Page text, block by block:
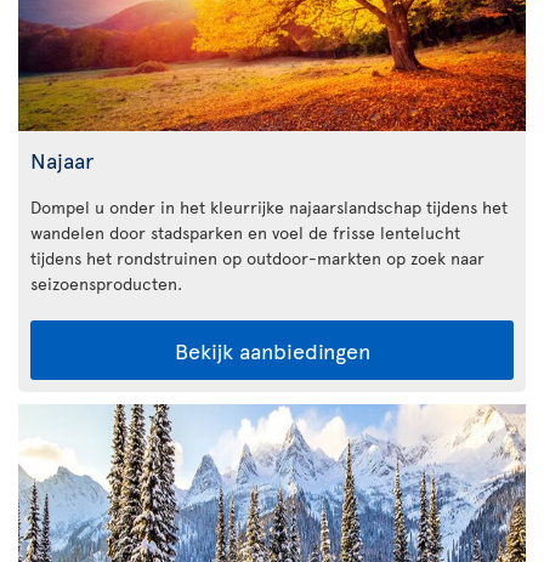
Najaar
Dompel u onder in het kleurrijke najaarslandschap tijdens het
wandelen door stadsparken en voel de frisse lentelucht
tijdens het rondstruinen op outdoor-markten op zoek naar
seizoensproducten.
Bekijk aanbiedingen